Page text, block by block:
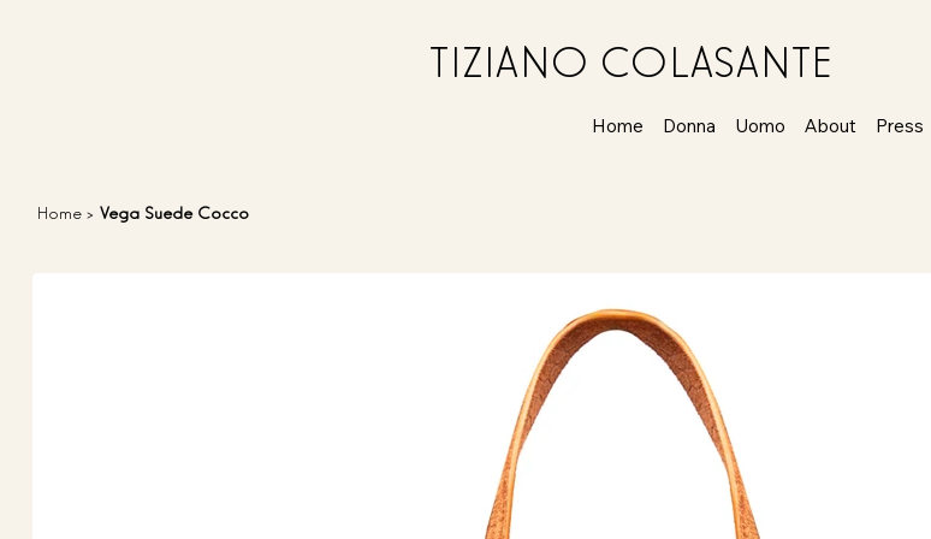
TIZIANO COLASANTE
Home Donna Uomo About Press
Home > Vega Suede Cocco